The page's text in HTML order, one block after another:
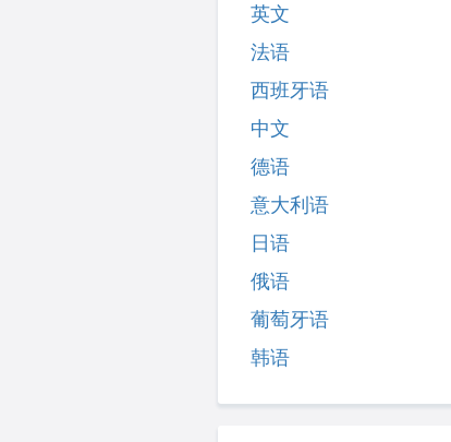
英文
法语
西班牙语
中文
德语
意大利语
日语
俄语
葡萄牙语
韩语